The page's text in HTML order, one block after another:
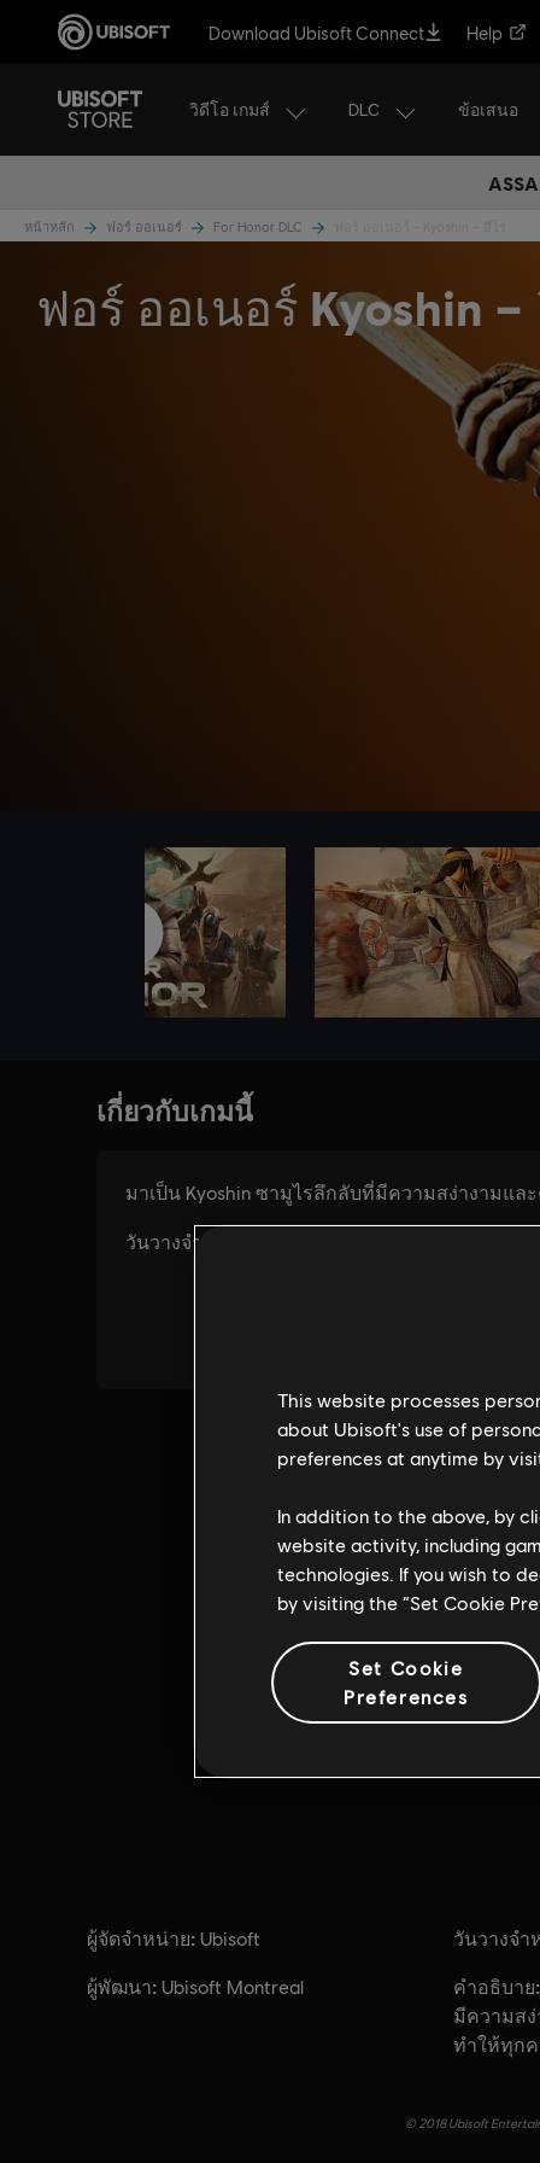
Download Ubisoft Connect Help
วิดีโอ เกมส์ DLC ข้อเสนอ
หน้าหลัก ฟอร์ ออเนอร์ For Honor DLC
ฟอร์ ออเนอร์ Kyoshin –
ผู้จัดจำหน่าย: Ubisoft
ผู้พัฒนา: Ubisoft Montreal
วันวางจำ
คำอธิบาย:
มีความส
ทำให้ทุก
© 2018 Ubisoft
This website processes
about Ubisoft's use of
preferences at anytime by
In addition to the above, by
website activity, including
technologies. If you wish to
by visiting the “Set Cookie
Set Cookie
Preferences